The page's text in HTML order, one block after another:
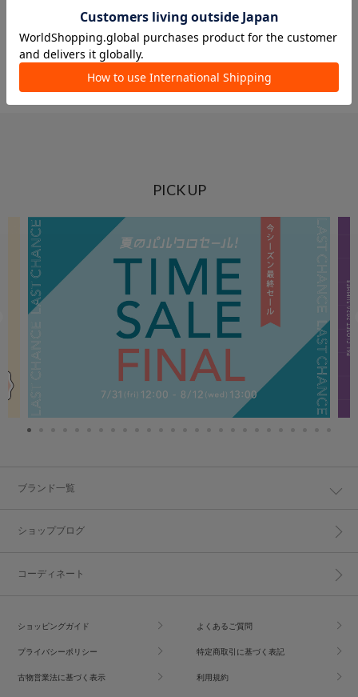
PICK UP
ブランド一覧
ショップブログ
コーディネート
ショッピングガイド よくあるご質問
プライバシーポリシー 特定商取引に基づく表記
古物営業法に基づく表示 利用規約